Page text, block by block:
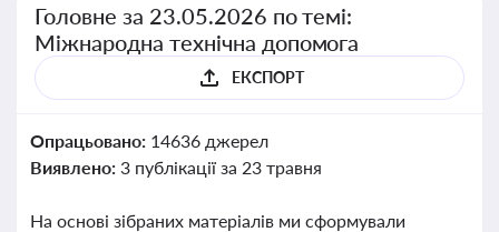
Головне за 23.05.2026 по темі:
Міжнародна технічна допомога
ЕКСПОРТ
Опрацьовано: 14636 джерел
Виявлено: 3 публікації за 23 травня
На основі зібраних матеріалів ми сформували